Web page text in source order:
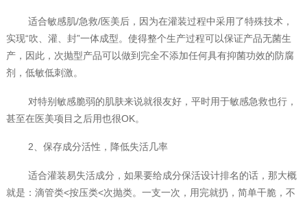
适合敏感肌/急救/医美后，因为在灌装过程中采用了特殊技术，
实现“吹、灌、封”一体成型。使得整个生产过程可以保证产品无菌生
产，因此，次抛型产品可以做到完全不添加任何具有抑菌功效的防腐
剂，低敏低刺激。
对特别敏感脆弱的肌肤来说就很友好，平时用于敏感急救也行，
甚至在医美项目之后用也很OK。
2、保存成分活性，降低失活几率
适合灌装易失活成分，如果要给成分保活设计排名的话，那大概
就是：滴管类<按压类<次抛类。一支一次，用完就扔，简单干脆，不